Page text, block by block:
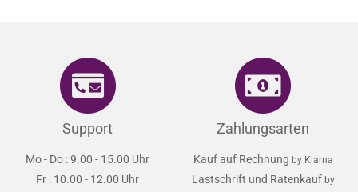
Support
Mo - Do : 9.00 - 15.00 Uhr
Fr : 10.00 - 12.00 Uhr
Zahlungsarten
Kauf auf Rechnung by Klarna
Lastschrift und Ratenkauf by